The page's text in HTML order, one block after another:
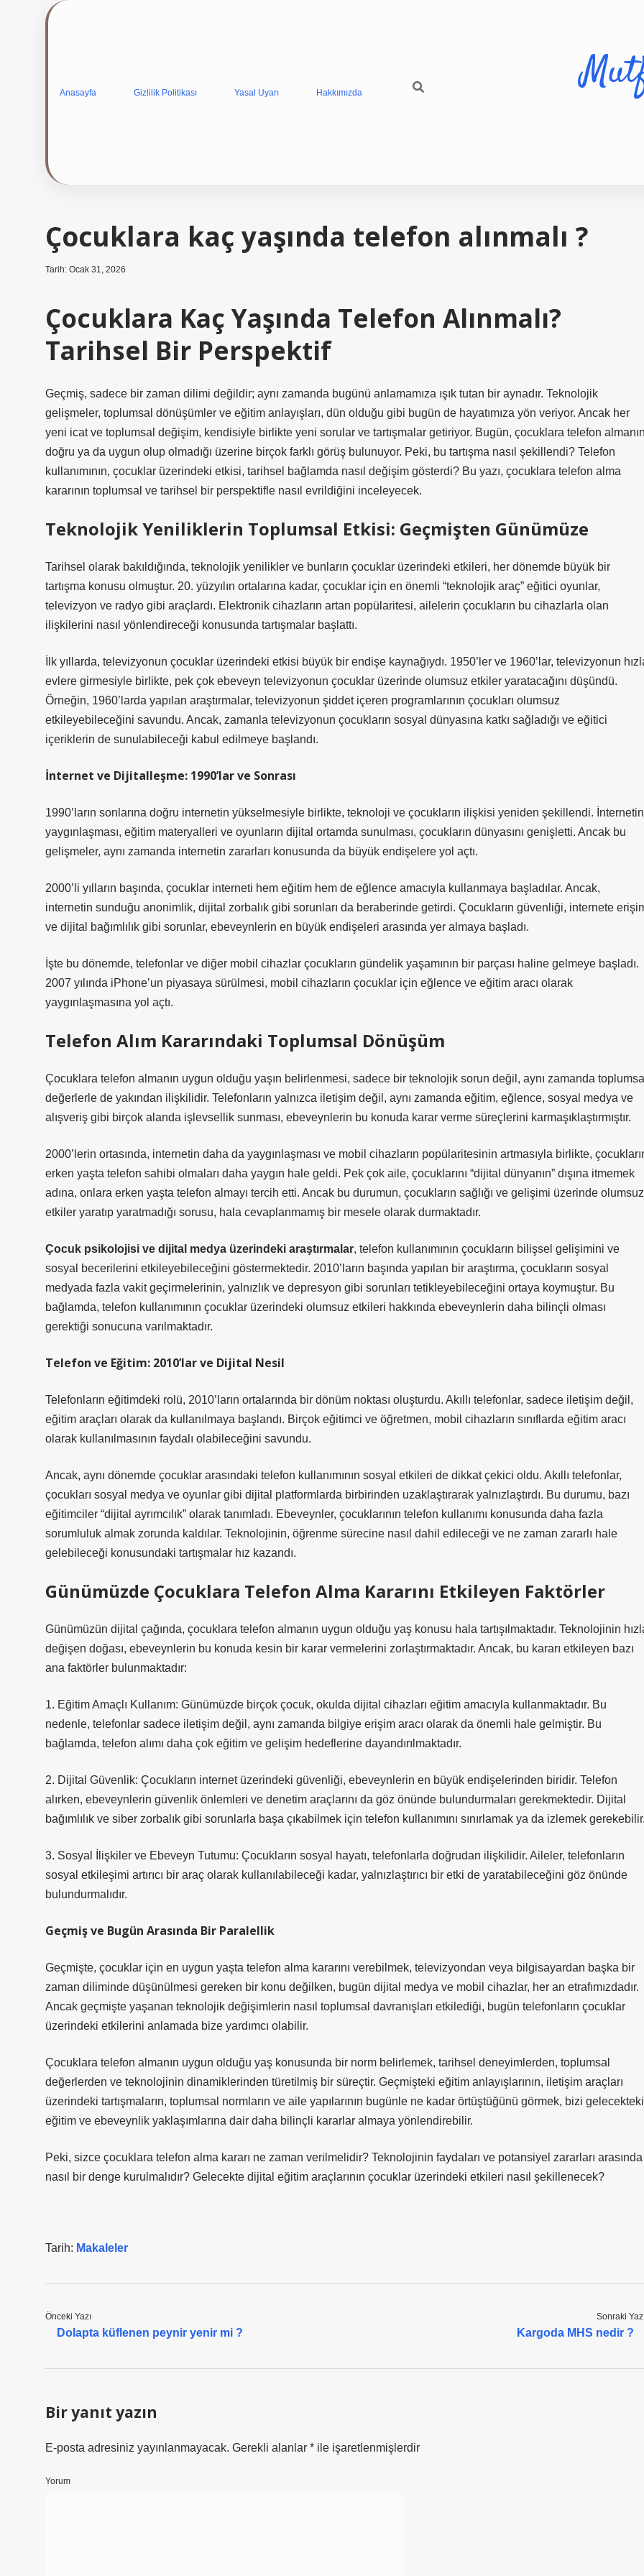
Anasayfa Gizlilik Politikası Yasal Uyarı Hakkımızda
Çocuklara kaç yaşında telefon alınmalı ?
Tarih: Ocak 31, 2026
Çocuklara Kaç Yaşında Telefon Alınmalı?
Tarihsel Bir Perspektif
Geçmiş, sadece bir zaman dilimi değildir; aynı zamanda bugünü anlamamıza ışık tutan bir aynadır. Teknolojik
gelişmeler, toplumsal dönüşümler ve eğitim anlayışları, dün olduğu gibi bugün de hayatımıza yön veriyor. Ancak her
yeni icat ve toplumsal değişim, kendisiyle birlikte yeni sorular ve tartışmalar getiriyor. Bugün, çocuklara telefon
doğru ya da uygun olup olmadığı üzerine birçok farklı görüş bulunuyor. Peki, bu tartışma nasıl şekillendi? Telefon
kullanımının, çocuklar üzerindeki etkisi, tarihsel bağlamda nasıl değişim gösterdi? Bu yazı, çocuklara telefon alma
kararının toplumsal ve tarihsel bir perspektifle nasıl evrildiğini inceleyecek.
Teknolojik Yeniliklerin Toplumsal Etkisi: Geçmişten Günümüze
Tarihsel olarak bakıldığında, teknolojik yenilikler ve bunların çocuklar üzerindeki etkileri, her dönemde büyük bir
tartışma konusu olmuştur. 20. yüzyılın ortalarına kadar, çocuklar için en önemli “teknolojik araç” eğitici oyunlar,
televizyon ve radyo gibi araçlardı. Elektronik cihazların artan popülaritesi, ailelerin çocukların bu cihazlarla olan
ilişkilerini nasıl yönlendireceği konusunda tartışmalar başlattı.
İlk yıllarda, televizyonun çocuklar üzerindeki etkisi büyük bir endişe kaynağıydı. 1950’ler ve 1960’lar, televizyonun
evlere girmesiyle birlikte, pek çok ebeveyn televizyonun çocuklar üzerinde olumsuz etkiler yaratacağını düşündü.
Örneğin, 1960’larda yapılan araştırmalar, televizyonun şiddet içeren programlarının çocukları olumsuz
etkileyebileceğini savundu. Ancak, zamanla televizyonun çocukların sosyal dünyasına katkı sağladığı ve eğitici
içeriklerin de sunulabileceği kabul edilmeye başlandı.
İnternet ve Dijitalleşme: 1990’lar ve Sonrası
1990’ların sonlarına doğru internetin yükselmesiyle birlikte, teknoloji ve çocukların ilişkisi yeniden şekillendi. İnternetin
yaygınlaşması, eğitim materyalleri ve oyunların dijital ortamda sunulması, çocukların dünyasını genişletti. Ancak bu
gelişmeler, aynı zamanda internetin zararları konusunda da büyük endişelere yol açtı.
2000’li yılların başında, çocuklar interneti hem eğitim hem de eğlence amacıyla kullanmaya başladılar. Ancak,
internetin sunduğu anonimlik, dijital zorbalık gibi sorunları da beraberinde getirdi. Çocukların güvenliği, internete
ve dijital bağımlılık gibi sorunlar, ebeveynlerin en büyük endişeleri arasında yer almaya başladı.
İşte bu dönemde, telefonlar ve diğer mobil cihazlar çocukların gündelik yaşamının bir parçası haline gelmeye başladı.
2007 yılında iPhone’un piyasaya sürülmesi, mobil cihazların çocuklar için eğlence ve eğitim aracı olarak
yaygınlaşmasına yol açtı.
Telefon Alım Kararındaki Toplumsal Dönüşüm
Çocuklara telefon almanın uygun olduğu yaşın belirlenmesi, sadece bir teknolojik sorun değil, aynı zamanda
değerlerle de yakından ilişkilidir. Telefonların yalnızca iletişim değil, aynı zamanda eğitim, eğlence, sosyal medya ve
alışveriş gibi birçok alanda işlevsellik sunması, ebeveynlerin bu konuda karar verme süreçlerini karmaşıklaştırmıştır.
2000’lerin ortasında, internetin daha da yaygınlaşması ve mobil cihazların popülaritesinin artmasıyla birlikte,
erken yaşta telefon sahibi olmaları daha yaygın hale geldi. Pek çok aile, çocuklarını “dijital dünyanın” dışına itmemek
adına, onlara erken yaşta telefon almayı tercih etti. Ancak bu durumun, çocukların sağlığı ve gelişimi üzerinde olumsuz
etkiler yaratıp yaratmadığı sorusu, hala cevaplanmamış bir mesele olarak durmaktadır.
Çocuk psikolojisi ve dijital medya üzerindeki araştırmalar, telefon kullanımının çocukların bilişsel gelişimini ve
sosyal becerilerini etkileyebileceğini göstermektedir. 2010’ların başında yapılan bir araştırma, çocukların sosyal
medyada fazla vakit geçirmelerinin, yalnızlık ve depresyon gibi sorunları tetikleyebileceğini ortaya koymuştur. Bu
bağlamda, telefon kullanımının çocuklar üzerindeki olumsuz etkileri hakkında ebeveynlerin daha bilinçli olması
gerektiği sonucuna varılmaktadır.
Telefon ve Eğitim: 2010’lar ve Dijital Nesil
Telefonların eğitimdeki rolü, 2010’ların ortalarında bir dönüm noktası oluşturdu. Akıllı telefonlar, sadece iletişim değil,
eğitim araçları olarak da kullanılmaya başlandı. Birçok eğitimci ve öğretmen, mobil cihazların sınıflarda eğitim aracı
olarak kullanılmasının faydalı olabileceğini savundu.
Ancak, aynı dönemde çocuklar arasındaki telefon kullanımının sosyal etkileri de dikkat çekici oldu. Akıllı telefonlar,
çocukları sosyal medya ve oyunlar gibi dijital platformlarda birbirinden uzaklaştırarak yalnızlaştırdı. Bu durumu, bazı
eğitimciler “dijital ayrımcılık” olarak tanımladı. Ebeveynler, çocuklarının telefon kullanımı konusunda daha fazla
sorumluluk almak zorunda kaldılar. Teknolojinin, öğrenme sürecine nasıl dahil edileceği ve ne zaman zararlı hale
gelebileceği konusundaki tartışmalar hız kazandı.
Günümüzde Çocuklara Telefon Alma Kararını Etkileyen Faktörler
Günümüzün dijital çağında, çocuklara telefon almanın uygun olduğu yaş konusu hala tartışılmaktadır. Teknolojinin
değişen doğası, ebeveynlerin bu konuda kesin bir karar vermelerini zorlaştırmaktadır. Ancak, bu kararı etkileyen bazı
ana faktörler bulunmaktadır:
1. Eğitim Amaçlı Kullanım: Günümüzde birçok çocuk, okulda dijital cihazları eğitim amacıyla kullanmaktadır. Bu
nedenle, telefonlar sadece iletişim değil, aynı zamanda bilgiye erişim aracı olarak da önemli hale gelmiştir. Bu
bağlamda, telefon alımı daha çok eğitim ve gelişim hedeflerine dayandırılmaktadır.
2. Dijital Güvenlik: Çocukların internet üzerindeki güvenliği, ebeveynlerin en büyük endişelerinden biridir. Telefon
alırken, ebeveynlerin güvenlik önlemleri ve denetim araçlarını da göz önünde bulundurmaları gerekmektedir. Dijital
bağımlılık ve siber zorbalık gibi sorunlarla başa çıkabilmek için telefon kullanımını sınırlamak ya da izlemek
3. Sosyal İlişkiler ve Ebeveyn Tutumu: Çocukların sosyal hayatı, telefonlarla doğrudan ilişkilidir. Aileler, telefonların
sosyal etkileşimi artırıcı bir araç olarak kullanılabileceği kadar, yalnızlaştırıcı bir etki de yaratabileceğini göz önünde
bulundurmalıdır.
Geçmiş ve Bugün Arasında Bir Paralellik
Geçmişte, çocuklar için en uygun yaşta telefon alma kararını verebilmek, televizyondan veya bilgisayardan başka bir
zaman diliminde düşünülmesi gereken bir konu değilken, bugün dijital medya ve mobil cihazlar, her an etrafımızdadır.
Ancak geçmişte yaşanan teknolojik değişimlerin nasıl toplumsal davranışları etkilediği, bugün telefonların çocuklar
üzerindeki etkilerini anlamada bize yardımcı olabilir.
Çocuklara telefon almanın uygun olduğu yaş konusunda bir norm belirlemek, tarihsel deneyimlerden, toplumsal
değerlerden ve teknolojinin dinamiklerinden türetilmiş bir süreçtir. Geçmişteki eğitim anlayışlarının, iletişim araçları
üzerindeki tartışmaların, toplumsal normların ve aile yapılarının bugünle ne kadar örtüştüğünü görmek, bizi gelecekteki
eğitim ve ebeveynlik yaklaşımlarına dair daha bilinçli kararlar almaya yönlendirebilir.
Peki, sizce çocuklara telefon alma kararı ne zaman verilmelidir? Teknolojinin faydaları ve potansiyel zararları arasında
nasıl bir denge kurulmalıdır? Gelecekte dijital eğitim araçlarının çocuklar üzerindeki etkileri nasıl şekillenecek?
Tarih: Makaleler
Önceki Yazı
Dolapta küflenen peynir yenir mi ?
Sonraki
Kargoda MHS nedir ?
Bir yanıt yazın
E-posta adresiniz yayınlanmayacak. Gerekli alanlar * ile işaretlenmişlerdir
Yorum